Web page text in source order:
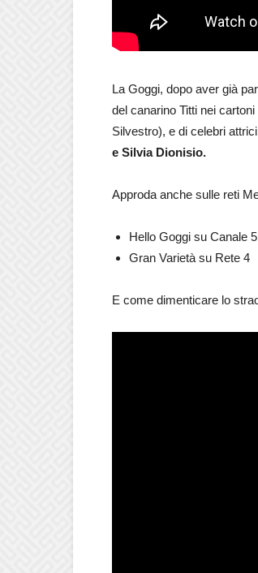
La Goggi, dopo aver già
del canarino Titti nei
Silvestro), e di celebri
e Silvia Dionisio.
Approda anche sulle reti
Hello Goggi su Canale 5
Gran Varietà su Rete 4
E come dimenticare lo